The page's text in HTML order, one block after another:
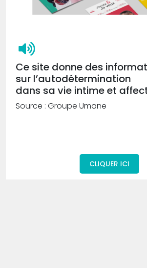
Ce site donne des
sur l’autodétermination
dans sa vie intime et
Source : Groupe Umane
CLIQUER ICI